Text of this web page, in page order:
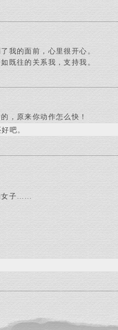
我的面前，心里很开心。
既往的关系我，支持我。
，原来你动作怎么快！
吧。
女子……